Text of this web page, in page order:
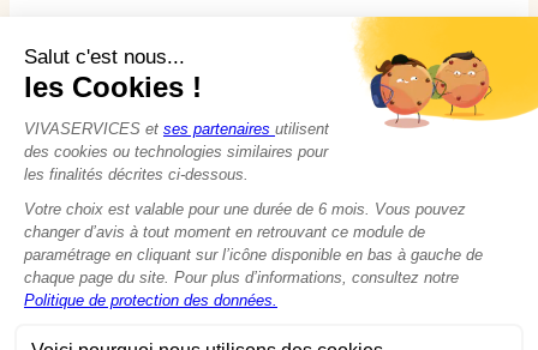
Jardinage
Bricolage
Nounou
Seniors
Handicaps
© 2015 - 2026VIVASERVICES
Modifier vos préférences en matière de cookies